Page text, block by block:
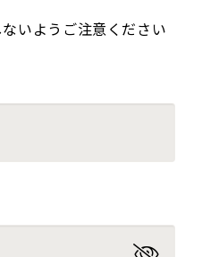
いようご注意ください